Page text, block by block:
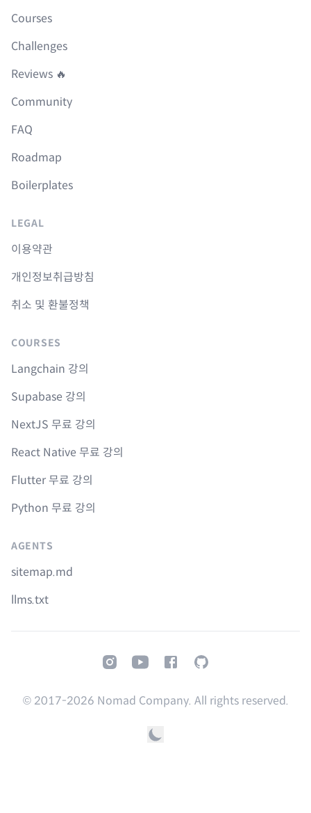
Courses
Challenges
Reviews 🔥
Community
FAQ
Roadmap
Boilerplates
LEGAL
이용약관
개인정보취급방침
취소 및 환불정책
COURSES
Langchain 강의
Supabase 강의
NextJS 무료 강의
React Native 무료 강의
Flutter 무료 강의
Python 무료 강의
AGENTS
sitemap.md
llms.txt
InstagramYoutubeFacebookGitHub
© 2017-2026 Nomad Company. All rights reserved.